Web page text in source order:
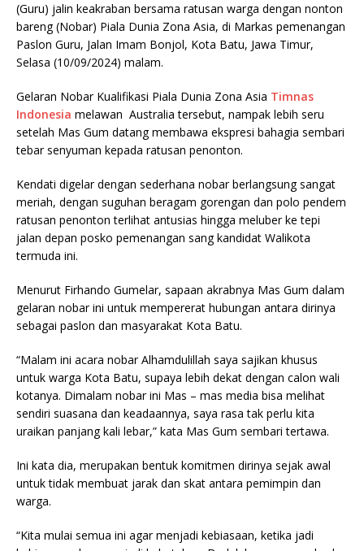
(Guru) jalin keakraban bersama ratusan warga dengan nonton
bareng (Nobar) Piala Dunia Zona Asia, di Markas pemenangan
Paslon Guru, Jalan Imam Bonjol, Kota Batu, Jawa Timur,
Selasa (10/09/2024) malam.
Gelaran Nobar Kualifikasi Piala Dunia Zona Asia Timnas
Indonesia melawan Australia tersebut, nampak lebih seru
setelah Mas Gum datang membawa ekspresi bahagia sembari
tebar senyuman kepada ratusan penonton.
Kendati digelar dengan sederhana nobar berlangsung sangat
meriah, dengan suguhan beragam gorengan dan polo pendem
ratusan penonton terlihat antusias hingga meluber ke tepi
jalan depan posko pemenangan sang kandidat Walikota
termuda ini.
Menurut Firhando Gumelar, sapaan akrabnya Mas Gum dalam
gelaran nobar ini untuk mempererat hubungan antara dirinya
sebagai paslon dan masyarakat Kota Batu.
“Malam ini acara nobar Alhamdulillah saya sajikan khusus
untuk warga Kota Batu, supaya lebih dekat dengan calon wali
kotanya. Dimalam nobar ini Mas – mas media bisa melihat
sendiri suasana dan keadaannya, saya rasa tak perlu kita
uraikan panjang kali lebar,” kata Mas Gum sembari tertawa.
Ini kata dia, merupakan bentuk komitmen dirinya sejak awal
untuk tidak membuat jarak dan skat antara pemimpin dan
warga.
“Kita mulai semua ini agar menjadi kebiasaan, ketika jadi